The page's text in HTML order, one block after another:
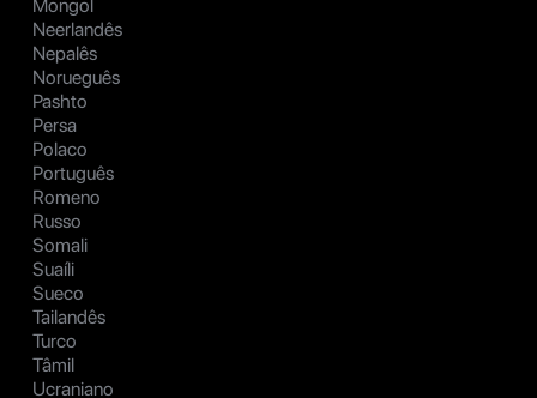
Mongol
Neerlandês
Nepalês
Norueguês
Pashto
Persa
Polaco
Português
Romeno
Russo
Somali
Suaíli
Sueco
Tailandês
Turco
Tâmil
Ucraniano